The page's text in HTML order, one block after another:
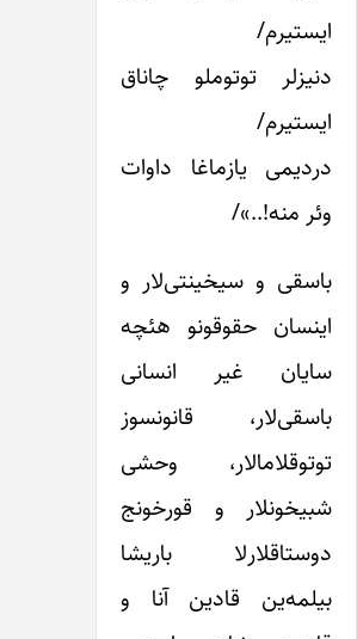
توتوملو چاناق
یازماغا داوات
منه!..»/
و سیخینتی‌لار و
حقوقونو هئچه
غیر انسانی
قانونسوز
وحشی
و قورخونج
باریشا
قادین آنا و